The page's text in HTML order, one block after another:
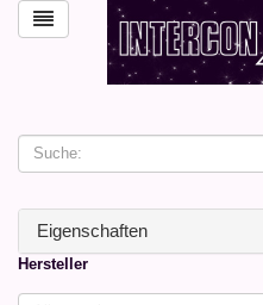
Eigenschaften
Hersteller